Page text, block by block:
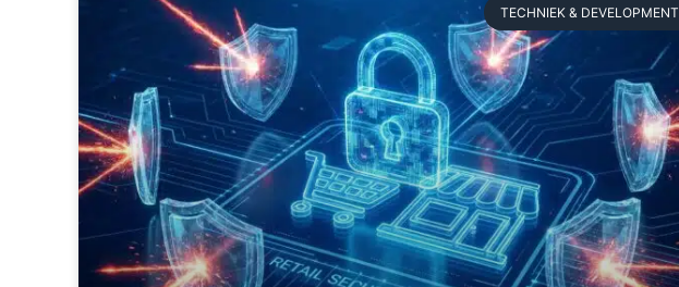
TECHNIEK & DEVELOPMENT